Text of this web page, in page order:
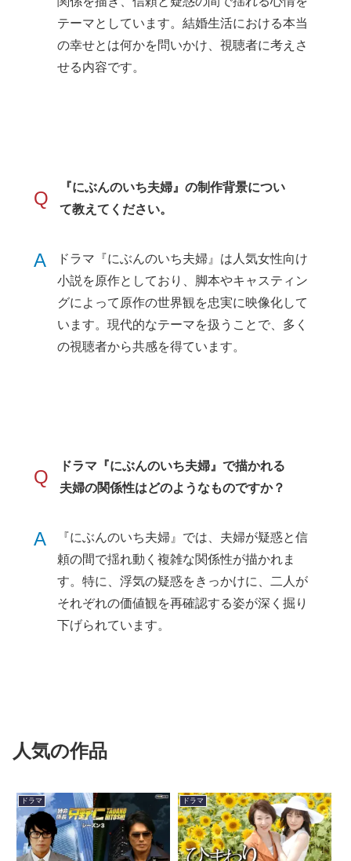
テーマとしています。結婚生活における本当
の幸せとは何かを問いかけ、視聴者に考えさ
せる内容です。
Q
『にぶんのいち夫婦』の制作背景につい
て教えてください。
A
ドラマ『にぶんのいち夫婦』は人気女性向け
小説を原作としており、脚本やキャスティン
グによって原作の世界観を忠実に映像化して
います。現代的なテーマを扱うことで、多く
の視聴者から共感を得ています。
Q
ドラマ『にぶんのいち夫婦』で描かれる
夫婦の関係性はどのようなものですか？
A
『にぶんのいち夫婦』では、夫婦が疑惑と信
頼の間で揺れ動く複雑な関係性が描かれま
す。特に、浮気の疑惑をきっかけに、二人が
それぞれの価値観を再確認する姿が深く掘り
下げられています。
人気の作品
ドラマ ドラマ